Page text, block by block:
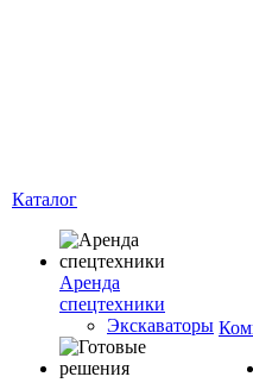
Каталог
Аренда
спецтехники
Экскаваторы